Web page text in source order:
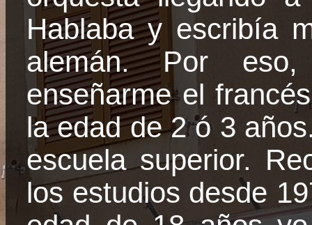
Hablaba y escribía
alemán. Por
enseñarme el
la edad de 2 ó 3
escuela superior.
los estudios desde